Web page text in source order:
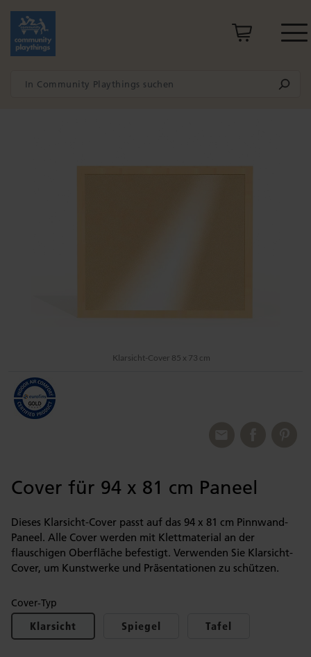
Klarsicht-Cover 85 x 73 cm
Cover für 94 x 81 cm Paneel
Dieses Klarsicht-Cover passt auf das 94 x 81 cm Pinnwand-
Paneel. Alle Cover werden mit Klettmaterial an der
flauschigen Oberfläche befestigt. Verwenden Sie Klarsicht-
Cover, um Kunstwerke und Präsentationen zu schützen.
Cover-Typ
Klarsicht Spiegel Tafel